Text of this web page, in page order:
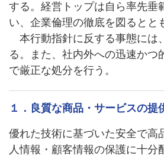
する。経営トップは自ら率先垂
い、企業倫理の徹底を図るとと
本行動指針に反する事態には
る。また、社内外への迅速か
で厳正な処分を行う。
１．良質な商品・サービスの提
優れた技術に基づいた安全で高
人情報・顧客情報の保護に十